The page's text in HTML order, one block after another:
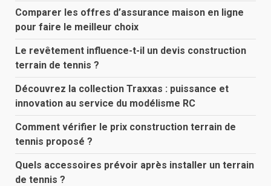
Comparer les offres d’assurance maison en ligne
pour faire le meilleur choix
Le revêtement influence-t-il un devis construction
terrain de tennis ?
Découvrez la collection Traxxas : puissance et
innovation au service du modélisme RC
Comment vérifier le prix construction terrain de
tennis proposé ?
Quels accessoires prévoir après installer un terrain
de tennis ?